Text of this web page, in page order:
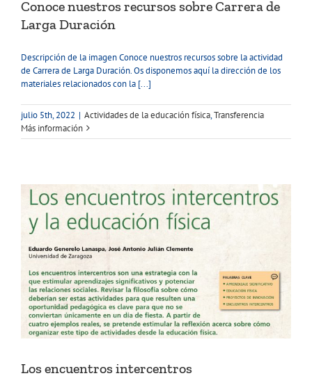
Conoce nuestros recursos sobre Carrera de
Larga Duración
Descripción de la imagen Conoce nuestros recursos sobre la actividad
de Carrera de Larga Duración. Os disponemos aquí la dirección de los
materiales relacionados con la [...]
julio 5th, 2022 | Actividades de la educación física,Transferencia
Más información
Los encuentros intercentros